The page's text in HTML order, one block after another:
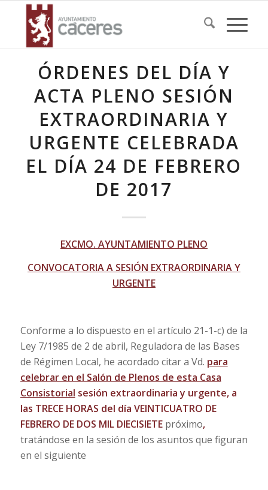
ÓRDENES DEL DÍA Y
ACTA PLENO SESIÓN
EXTRAORDINARIA Y
URGENTE CELEBRADA
EL DÍA 24 DE FEBRERO
DE 2017
EXCMO. AYUNTAMIENTO PLENO
CONVOCATORIA A SESIÓN EXTRAORDINARIA Y
URGENTE
Conforme a lo dispuesto en el artículo 21-1-c) de la
Ley 7/1985 de 2 de abril, Reguladora de las Bases
de Régimen Local, he acordado citar a Vd. para
celebrar en el Salón de Plenos de esta Casa
Consistorial sesión extraordinaria y urgente, a
las TRECE HORAS del día VEINTICUATRO DE
FEBRERO DE DOS MIL DIECISIETE próximo,
tratándose en la sesión de los asuntos que figuran
en el siguiente